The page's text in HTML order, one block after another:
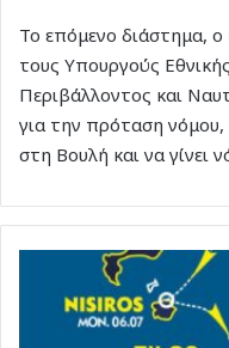
Το επόμενο διάστημα,
τους Υπουργούς
Περιβάλλοντος και
για την πρόταση
στη Βουλή και να γίνει